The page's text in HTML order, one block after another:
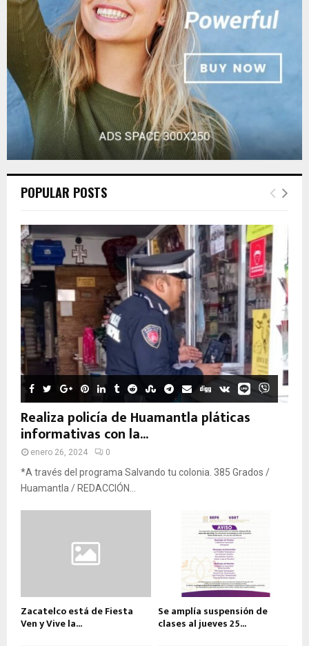
C
POPULAR POSTS
Realiza policía de Huamantla pláticas
informativas con la...
enero 26, 2024 0
*A través del programa Salvando tu colonia. 385 Grados /
Huamantla / REDACCIÓN...
Zacatelco está de Fiesta
Ven y Vive la...
Se amplía suspensión de
clases al jueves 25...